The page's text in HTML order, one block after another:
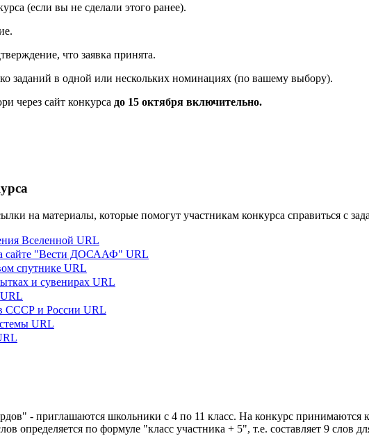
(если вы не сделали этого ранее).
что заявка принята.
заданий в одной или нескольких номинациях (по вашему выбору).
через сайт конкурса до 15 октября включительно.
на материалы, которые помогут участникам конкурса справиться с
Вселенной URL
сайте "Вести ДОСААФ" URL
спутнике URL
и сувенирах URL
URL
СССР и России URL
URL
- приглашаются школьники с 4 по 11 класс. На конкурс
определяется по формуле "класс участника + 5", т.е. составляет 9